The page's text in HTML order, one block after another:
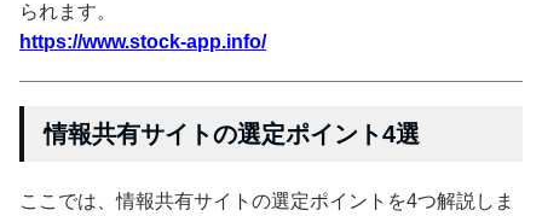
られます。
https://www.stock-app.info/
情報共有サイトの選定ポイント4選
ここでは、情報共有サイトの選定ポイントを4つ解説しま